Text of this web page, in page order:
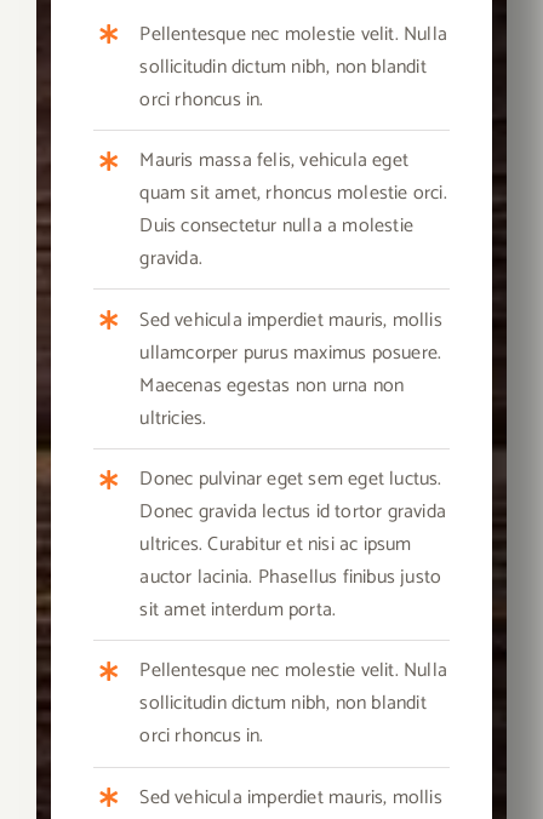
Pellentesque nec molestie velit. Nulla
sollicitudin dictum nibh, non blandit
orci rhoncus in.
Mauris massa felis, vehicula eget
quam sit amet, rhoncus molestie orci.
Duis consectetur nulla a molestie
gravida.
Sed vehicula imperdiet mauris, mollis
ullamcorper purus maximus posuere.
Maecenas egestas non urna non
ultricies.
Donec pulvinar eget sem eget luctus.
Donec gravida lectus id tortor gravida
ultrices. Curabitur et nisi ac ipsum
auctor lacinia. Phasellus finibus justo
sit amet interdum porta.
Pellentesque nec molestie velit. Nulla
sollicitudin dictum nibh, non blandit
orci rhoncus in.
Sed vehicula imperdiet mauris, mollis